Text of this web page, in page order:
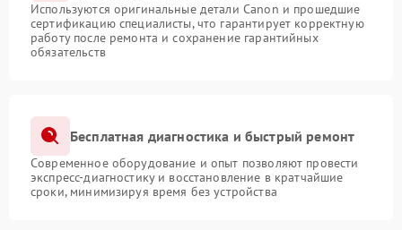
Используются оригинальные детали Canon и прошедшие
сертификацию специалисты, что гарантирует корректную
работу после ремонта и сохранение гарантийных
обязательств
Бесплатная диагностика и быстрый ремонт
Современное оборудование и опыт позволяют провести
экспресс-диагностику и восстановление в кратчайшие
сроки, минимизируя время без устройства